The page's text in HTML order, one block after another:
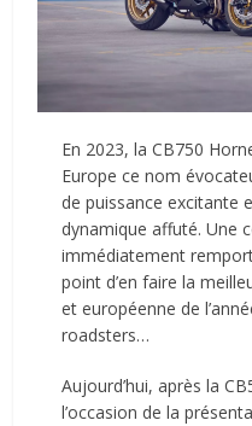
En 2023, la CB750
Europe ce nom
de puissance excitante
dynamique affuté. Une
immédiatement
point d’en faire la
et européenne de
roadsters…
Aujourd’hui, après la
l’occasion de la